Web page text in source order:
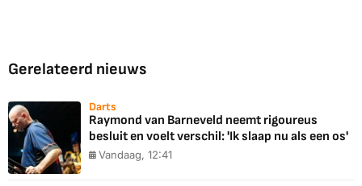
Gerelateerd nieuws
Darts
Raymond van Barneveld neemt rigoureus
besluit en voelt verschil: 'Ik slaap nu als een os'
Vandaag, 12:41